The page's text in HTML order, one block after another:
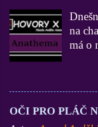
na
má o
na 3
OČI PRO PLÁČ